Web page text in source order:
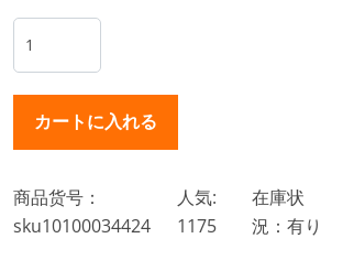
商品货号：
sku10100034424
人気:
1175
在庫状
況：有り